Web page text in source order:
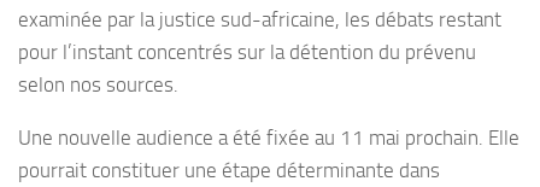
examinée par la justice sud-africaine, les débats restant
pour l’instant concentrés sur la détention du prévenu
selon nos sources.
Une nouvelle audience a été fixée au 11 mai prochain. Elle
pourrait constituer une étape déterminante dans